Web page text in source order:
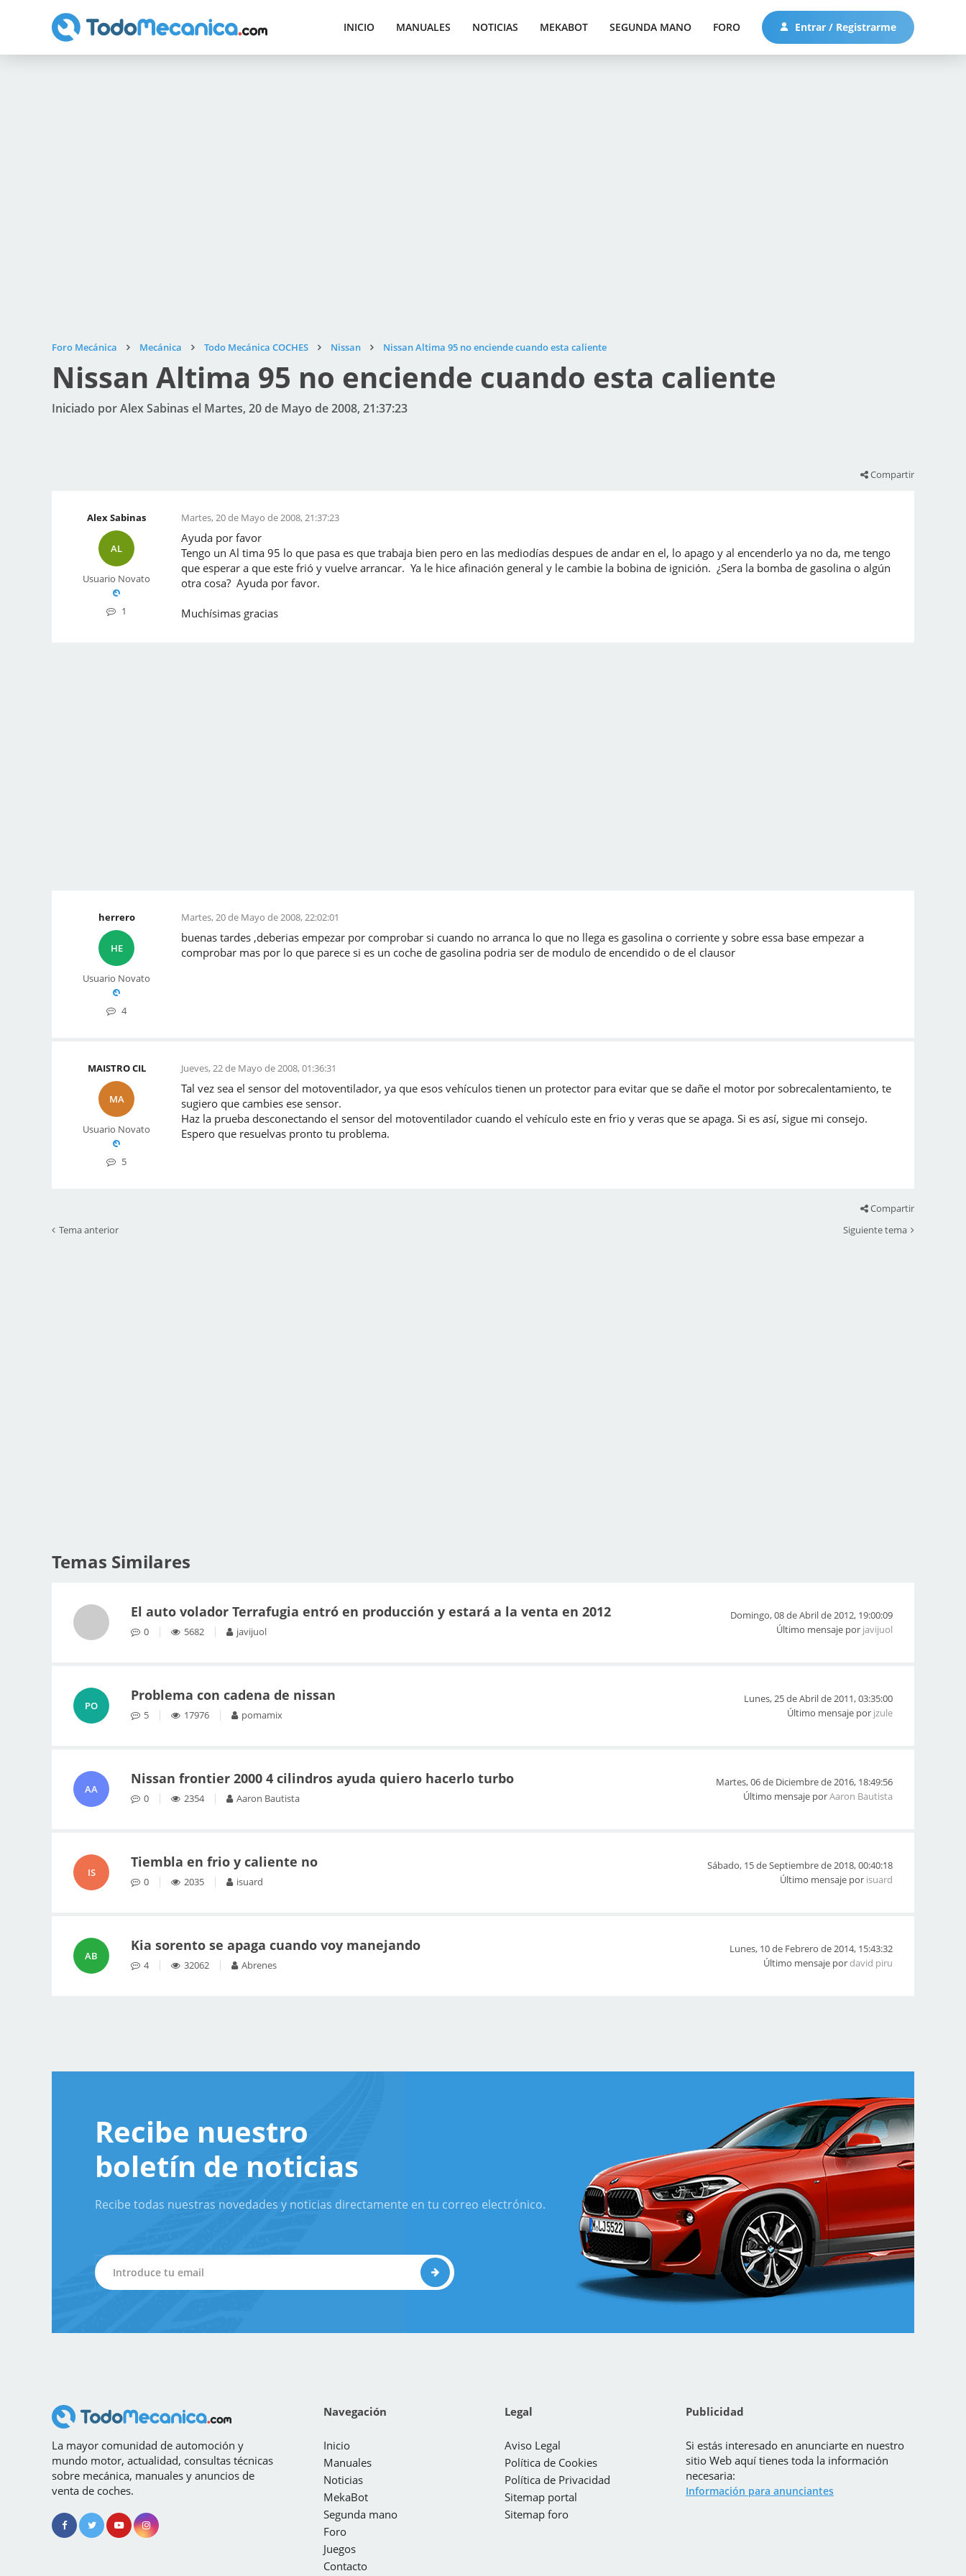
INICIO MANUALES NOTICIAS MEKABOT SEGUNDA MANO FORO Entrar / Registrarme
Foro Mecánica Mecánica Todo Mecánica COCHES Nissan Nissan Altima 95 no enciende cuando esta caliente
Nissan Altima 95 no enciende cuando esta caliente
Iniciado por Alex Sabinas el Martes, 20 de Mayo de 2008, 21:37:23
Compartir
Alex Sabinas
AL
Usuario Novato
1
Martes, 20 de Mayo de 2008, 21:37:23
Ayuda por favor
Tengo un Al tima 95 lo que pasa es que trabaja bien pero en las mediodías despues de andar en el, lo apago y al encenderlo ya no da, me tengo
que esperar a que este frió y vuelve arrancar. Ya le hice afinación general y le cambie la bobina de ignición. ¿Sera la bomba de gasolina o algún
otra cosa? Ayuda por favor.
Muchísimas gracias
herrero
HE
Usuario Novato
4
Martes, 20 de Mayo de 2008, 22:02:01
buenas tardes ,deberias empezar por comprobar si cuando no arranca lo que no llega es gasolina o corriente y sobre essa base empezar a
comprobar mas por lo que parece si es un coche de gasolina podria ser de modulo de encendido o de el clausor
MAISTRO CIL
MA
Usuario Novato
5
Jueves, 22 de Mayo de 2008, 01:36:31
Tal vez sea el sensor del motoventilador, ya que esos vehículos tienen un protector para evitar que se dañe el motor por sobrecalentamiento, te
sugiero que cambies ese sensor.
Haz la prueba desconectando el sensor del motoventilador cuando el vehículo este en frio y veras que se apaga. Si es así, sigue mi consejo.
Espero que resuelvas pronto tu problema.
Compartir
Tema anterior
Siguiente tema
Temas Similares
El auto volador Terrafugia entró en producción y estará a la venta en 2012
0 5682 javijuol
Domingo, 08 de Abril de 2012, 19:00:09
Último mensaje por javijuol
PO
Problema con cadena de nissan
5 17976 pomamix
Lunes, 25 de Abril de 2011, 03:35:00
Último mensaje por jzule
AA
Nissan frontier 2000 4 cilindros ayuda quiero hacerlo turbo
0 2354 Aaron Bautista
Martes, 06 de Diciembre de 2016, 18:49:56
Último mensaje porAaron Bautista
IS
Tiembla en frio y caliente no
0 2035 isuard
Sábado, 15 de Septiembre de 2018, 00:40:18
Último mensaje por isuard
AB
Kia sorento se apaga cuando voy manejando
4 32062 Abrenes
Lunes, 10 de Febrero de 2014, 15:43:32
Último mensaje pordavid piru
Recibe nuestro
boletín de noticias
Recibe todas nuestras novedades y noticias directamente en tu correo electrónico.
La mayor comunidad de automoción y
mundo motor, actualidad, consultas técnicas
sobre mecánica, manuales y anuncios de
venta de coches.
Navegación
Inicio
Manuales
Noticias
MekaBot
Segunda mano
Foro
Juegos
Contacto
Legal
Aviso Legal
Política de Cookies
Política de Privacidad
Sitemap portal
Sitemap foro
Publicidad
Si estás interesado en anunciarte en nuestro
sitio Web aquí tienes toda la información
necesaria:
Información para anunciantes